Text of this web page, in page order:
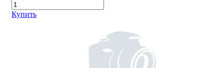
Купить